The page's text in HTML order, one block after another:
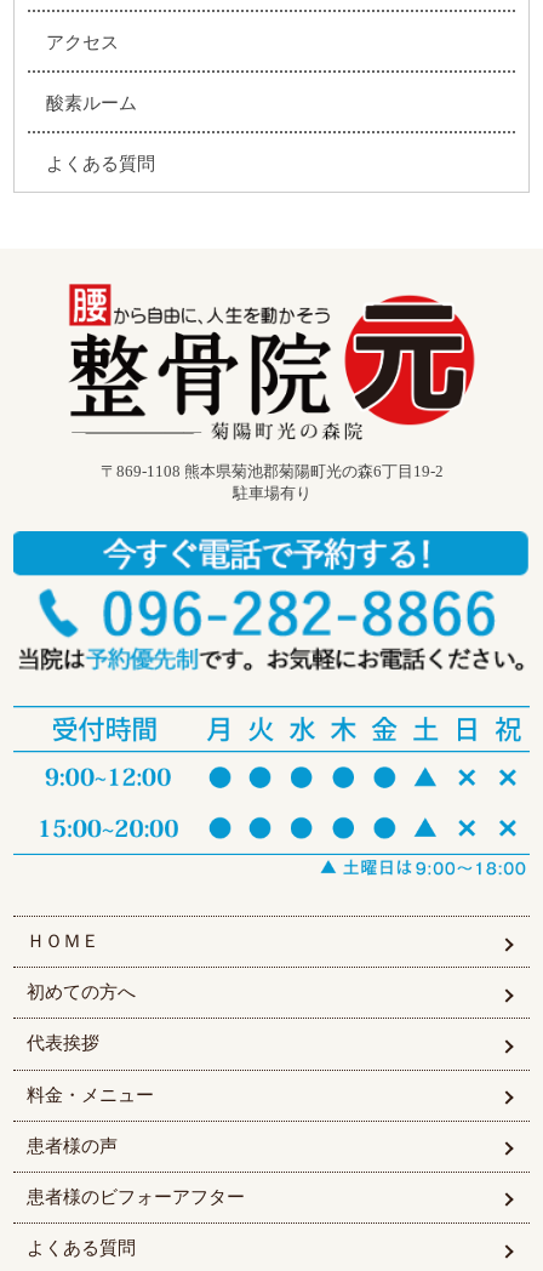
アクセス
酸素ルーム
よくある質問
〒869-1108 熊本県菊池郡菊陽町光の森6丁目19-2
駐車場有り
ＨＯＭＥ
初めての方へ
代表挨拶
料金・メニュー
患者様の声
患者様のビフォーアフター
よくある質問